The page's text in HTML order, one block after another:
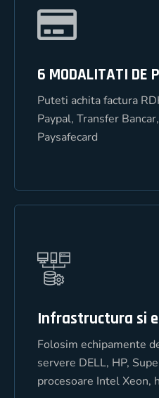
6 MODALITATI DE
Puteti achita factura
Paypal, Transfer
Paysafecard
6
Puteti achita
Paypal, Transfer
Infrastructura si
Folosim echipamente
servere DELL, HP,
procesoare Intel Xeon,
Folosim
servere DELL , HP,
procesoare Intel